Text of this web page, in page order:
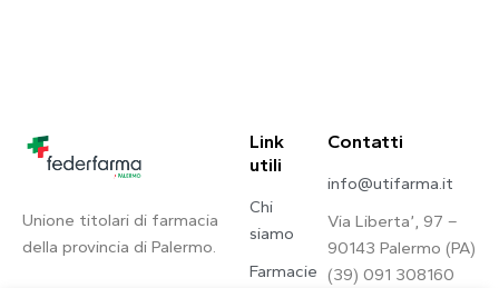
Unione titolari di farmacia
della provincia di Palermo.
Link
utili
Chi
siamo
Farmacie
Contatti
info@utifarma.it
Via Liberta’, 97 –
90143 Palermo (PA)
(39) 091 308160